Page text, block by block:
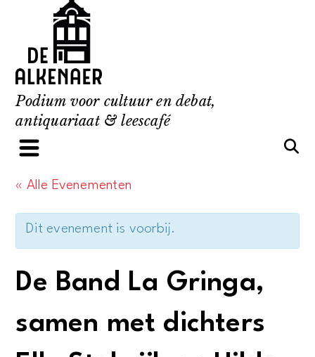
content
Podium voor cultuur en debat,
antiquariaat & leescafé
« Alle Evenementen
Dit evenement is voorbij.
De Band La Gringa,
samen met dichters